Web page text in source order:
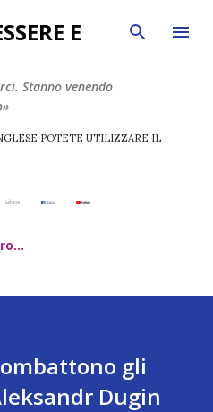
principali
E
Stanno venendo
POTETE UTILIZZARE IL
gli
Dugin